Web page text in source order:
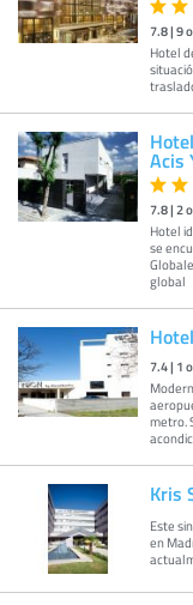
7.8|9
Hotel
Acis
7.8|2
Hotel
se
global
7.4| 1
metro.
Kris
Este
en